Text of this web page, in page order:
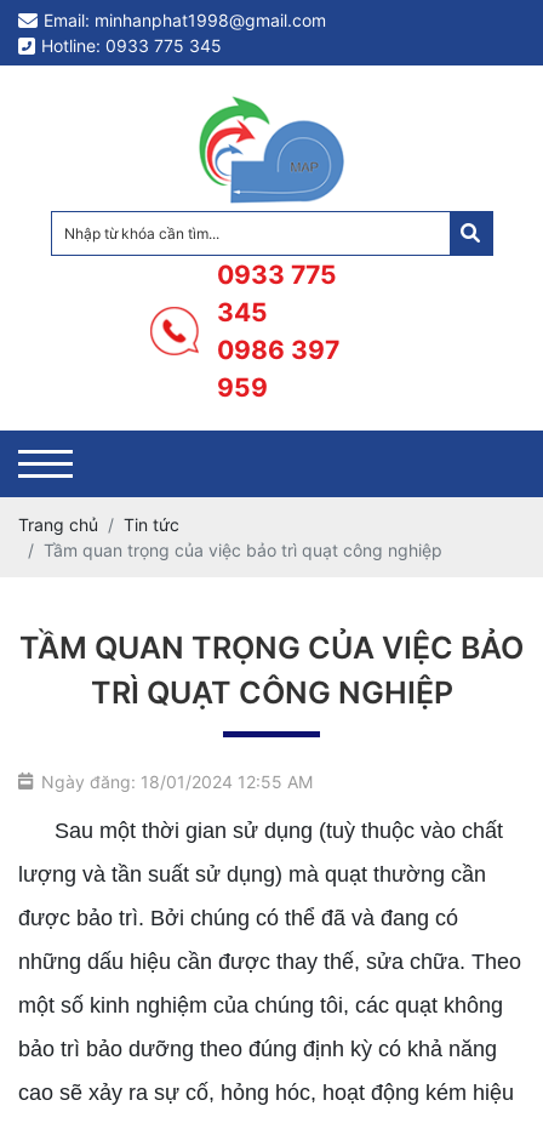
Email: minhanphat1998@gmail.com
Hotline: 0933 775 345
0933 775
345
0986 397
959
Trang chủ
Tin tức
Tầm quan trọng của việc bảo trì quạt công nghiệp
TẦM QUAN TRỌNG CỦA VIỆC BẢO
TRÌ QUẠT CÔNG NGHIỆP
Ngày đăng: 18/01/2024 12:55 AM
Sau một thời gian sử dụng (tuỳ thuộc vào chất
lượng và tần suất sử dụng) mà quạt thường cần
được bảo trì. Bởi chúng có thể đã và đang có
những dấu hiệu cần được thay thế, sửa chữa. Theo
một số kinh nghiệm của chúng tôi, các quạt không
bảo trì bảo dưỡng theo đúng định kỳ có khả năng
cao sẽ xảy ra sự cố, hỏng hóc, hoạt động kém hiệu